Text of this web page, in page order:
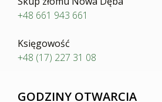
+48 661 943 661
Księgowość
+48 (17) 227 31 08
GODZINY OTWARCIA